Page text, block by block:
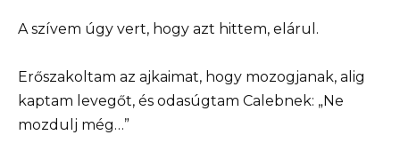
A szívem úgy vert, hogy azt hittem, elárul.
Erőszakoltam az ajkaimat, hogy mozogjanak, alig
kaptam levegőt, és odasúgtam Calebnek: „Ne
mozdulj még…”